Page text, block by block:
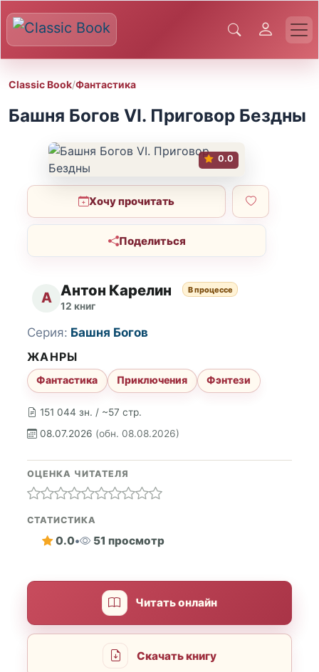
Classic Book/Фантастика
Башня Богов VI. Приговор Бездны
0.0
Хочу прочитать
Поделиться
А Антон Карелин
12 книг
В процессе
151 044 зн. / ~57 стр.
08.07.2026 (обн. 08.08.2026)
Серия: Башня Богов
ЖАНРЫ
Фантастика Приключения Фэнтези
ОЦЕНКА ЧИТАТЕЛЯ
СТАТИСТИКА
0.0• 51 просмотр
Читать онлайн
Скачать книгу